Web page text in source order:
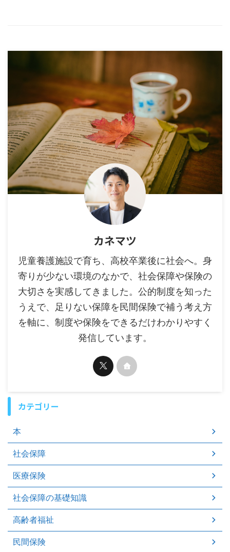
カネマツ
児童養護施設で育ち、高校卒業後に社会へ。身
寄りが少ない環境のなかで、社会保障や保険の
大切さを実感してきました。公的制度を知った
うえで、足りない保障を民間保険で補う考え方
を軸に、制度や保険をできるだけわかりやすく
発信しています。
カテゴリー
本
社会保障
医療保険
社会保障の基礎知識
高齢者福祉
民間保険